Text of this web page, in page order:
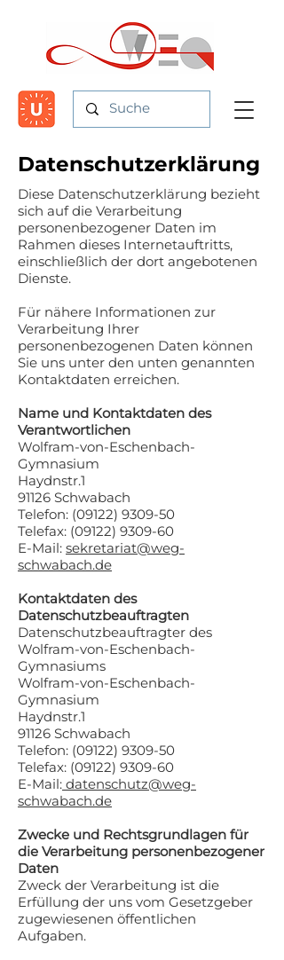
Datenschutzerklärung
Diese Datenschutzerklärung bezieht
sich auf die Verarbeitung
personenbezogener Daten im
Rahmen dieses Internetauftritts,
einschließlich der dort angebotenen
Dienste.
Für nähere Informationen zur
Verarbeitung Ihrer
personenbezogenen Daten können
Sie uns unter den unten genannten
Kontaktdaten erreichen.
Name und Kontaktdaten des
Verantwortlichen
Wolfram-von-Eschenbach-
Gymnasium
Haydnstr.1
91126 Schwabach
Telefon: (09122) 9309-50
Telefax: (09122) 9309-60
E-Mail: sekretariat@weg-
schwabach.de
Kontaktdaten des
Datenschutzbeauftragten
Datenschutzbeauftragter des
Wolfram-von-Eschenbach-
Gymnasiums
Wolfram-von-Eschenbach-
Gymnasium
Haydnstr.1
91126 Schwabach
Telefon: (09122) 9309-50
Telefax: (09122) 9309-60
E-Mail: datenschutz@weg-
schwabach.de
Zwecke und Rechtsgrundlagen für
die Verarbeitung personenbezogener
Daten
Zweck der Verarbeitung ist die
Erfüllung der uns vom Gesetzgeber
zugewiesenen öffentlichen
Aufgaben.